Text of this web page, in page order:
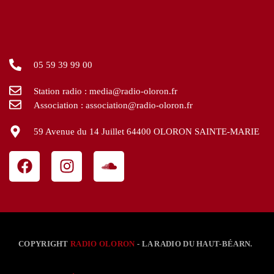
05 59 39 99 00
Station radio : media@radio-oloron.fr
Association : association@radio-oloron.fr
59 Avenue du 14 Juillet 64400 OLORON SAINTE-MARIE
COPYRIGHTRADIO OLORON - LA RADIO DU HAUT-BÉARN.